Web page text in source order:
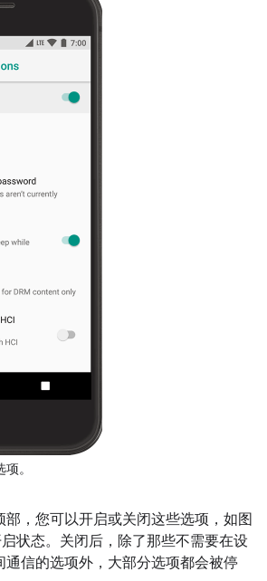
。
部，您可以开启或关闭这些选项，如图
状态。关闭后，除了那些不需要在设
通信的选项外，大部分选项都会被停